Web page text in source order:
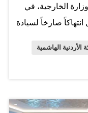
الخارجية، في
انتهاكاً صارخاً لسيادة
ودعمها في
الأردنية الهاشمية